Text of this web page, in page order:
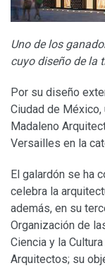
Uno de los
cuyo diseño de la
Por su diseño
Ciudad de
Madaleno
Versailles en la
El galardón se ha
celebra la
además, en su
Organización de
Ciencia y la
Arquitectos; su